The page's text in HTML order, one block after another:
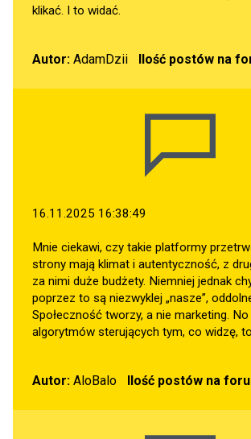
klikać. I to widać.
Autor: AdamDzii Ilość postów na
16.11.2025 16:38:49
Mnie ciekawi, czy takie platformy
strony mają klimat i autentyczność, z
za nimi duże budżety. Niemniej jednak
poprzez to są niezwyklej „nasze”,
Społeczność tworzy, a nie marketing. No
algorytmów sterujących tym, co widzę,
Autor: AloBalo Ilość postów na